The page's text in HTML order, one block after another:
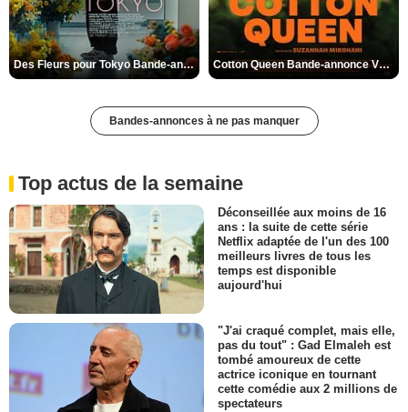
Des Fleurs pour Tokyo Bande-annonce VO STFR Cotton Queen Bande-annonce VO STFR
Bandes-annonces à ne pas manquer
Top actus de la semaine
Déconseillée aux moins de 16
ans : la suite de cette série
Netflix adaptée de l'un des 100
meilleurs livres de tous les
temps est disponible
aujourd'hui
"J'ai craqué complet, mais elle,
pas du tout" : Gad Elmaleh est
tombé amoureux de cette
actrice iconique en tournant
cette comédie aux 2 millions de
spectateurs